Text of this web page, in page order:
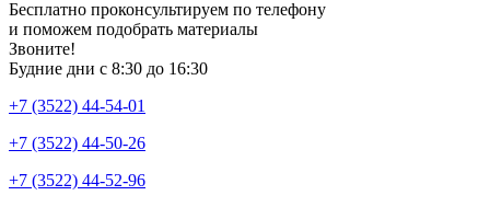
Бесплатно проконсультируем по телефону
и поможем подобрать материалы
Звоните!
Будние дни с 8:30 до 16:30
+7 (3522) 44-54-01
+7 (3522) 44-50-26
+7 (3522) 44-52-96